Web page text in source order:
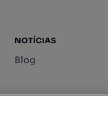
NOTÍCIAS
Blog